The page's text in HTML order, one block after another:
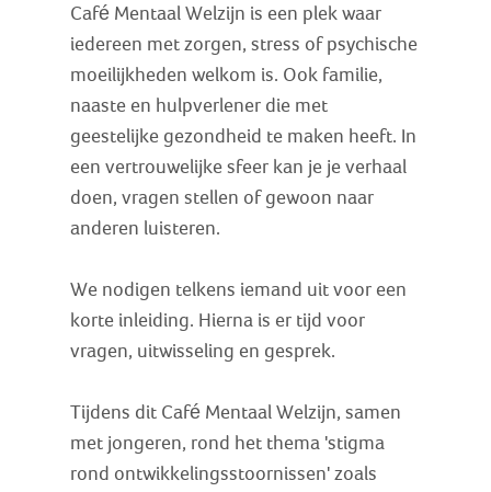
Café Mentaal Welzijn is een plek waar
iedereen met zorgen, stress of psychische
moeilijkheden welkom is. Ook familie,
naaste en hulpverlener die met
geestelijke gezondheid te maken heeft. In
een vertrouwelijke sfeer kan je je verhaal
doen, vragen stellen of gewoon naar
anderen luisteren.
We nodigen telkens iemand uit voor een
korte inleiding. Hierna is er tijd voor
vragen, uitwisseling en gesprek.
Tijdens dit Café Mentaal Welzijn, samen
met jongeren, rond het thema 'stigma
rond ontwikkelingsstoornissen' zoals